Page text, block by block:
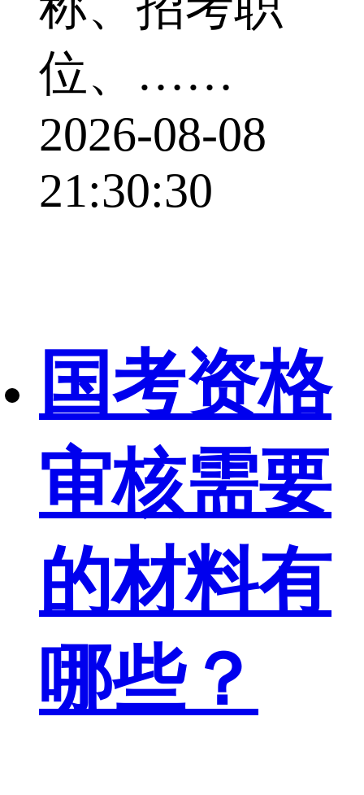
位、……
2026-08-08
21:30:30
国考资格
审核需要
的材料有
哪些？